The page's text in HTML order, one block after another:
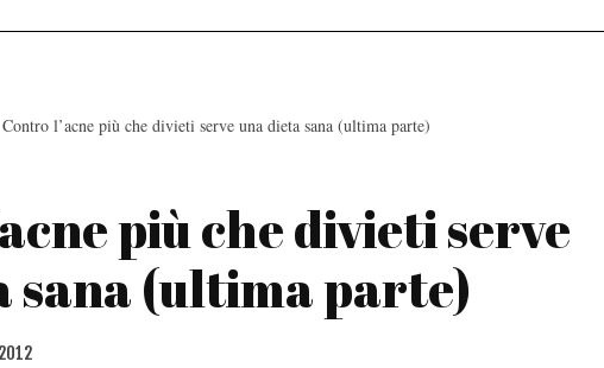
Contro l’acne più che divieti serve una dieta sana (ultima parte)
più che divieti serve
sana (ultima parte)